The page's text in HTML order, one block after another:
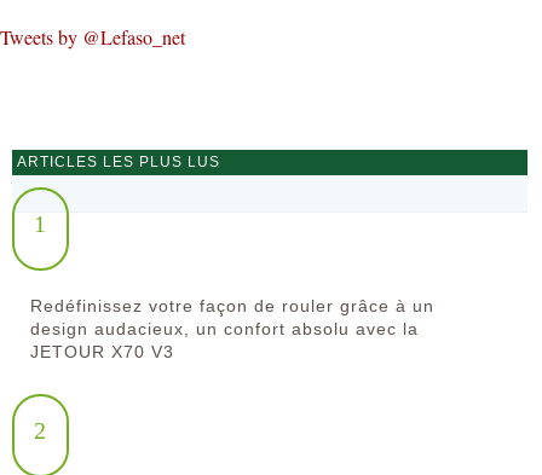
Tweets by @Lefaso_net
ARTICLES LES PLUS LUS
1
Redéfinissez votre façon de rouler grâce à un
design audacieux, un confort absolu avec la
JETOUR X70 V3
2